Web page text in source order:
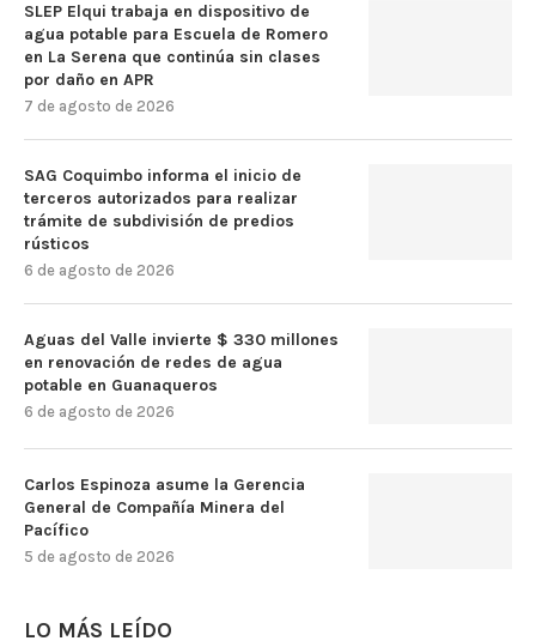
SLEP Elqui trabaja en dispositivo de
agua potable para Escuela de Romero
en La Serena que continúa sin clases
por daño en APR
7 de agosto de 2026
SAG Coquimbo informa el inicio de
terceros autorizados para realizar
trámite de subdivisión de predios
rústicos
6 de agosto de 2026
Aguas del Valle invierte $ 330 millones
en renovación de redes de agua
potable en Guanaqueros
6 de agosto de 2026
Carlos Espinoza asume la Gerencia
General de Compañía Minera del
Pacífico
5 de agosto de 2026
LO MÁS LEÍDO